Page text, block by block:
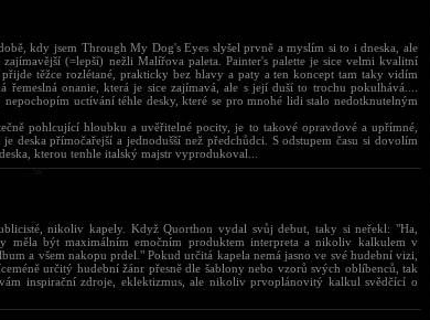
kdy jsem Through My Dog's Eyes slyšel prvně a myslím si to i dneska, ale
(=lepší) nežli Malířova paleta. Painter's palette je sice velmi kvalitní
těžce rozlétané, prakticky bez hlavy a paty a ten koncept tam taky vidím
řemeslná onanie, která je sice zajímavá, ale s její duší to trochu pokulhává....
uctívání téhle desky, které se pro mnohé lidi stalo nedotknutelným
pohlcující hloubku a uvěřitelné pocity, je to takové opravdové a upřímné,
deska přímočařejší a jednodušší než předchůdci. S odstupem času si dovolím
kterou tenhle italský majstr vyprodukoval...
nikoliv kapely. Když Quorthon vydal svůj debut, taky si neřekl: "Ha,
měla být maximálním emočním produktem interpreta a nikoliv kalkulem v
a všem nakopu prdel." Pokud určitá kapela nemá jasno ve své hudební vizi,
určitý hudební žánr přesně dle šablony nebo vzorů svých oblíbenců, tak
inspirační zdroje, eklektizmus, ale nikoliv prvoplánovitý kalkul svědčící o